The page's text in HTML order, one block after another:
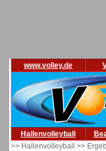
www.volley.de
Hallenvolleyball
>> Hallenvolleyball >>